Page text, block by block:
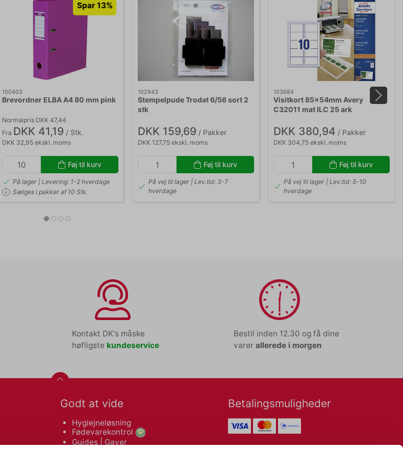
Spar 13%
100403
Brevordner ELBA A4 80 mm pink
Normalpris DKK 47,44
Fra DKK 41,19 / Stk.
DKK 32,95 ekskl. moms
Føj til kurv
På lager | Levering: 1-2 hverdage
Sælges i pakker af 10 Stk.
102943
Stempelpude Trodat 6/56 sort 2
stk
DKK 159,69 / Pakker
DKK 127,75 ekskl. moms
Føj til kurv
På vej til lager | Lev.tid: 3-7
hverdage
103684
Visitkort 85x54mm Avery
C32011 mat ILC 25 ark
DKK 380,94 / Pakker
DKK 304,75 ekskl. moms
Føj til kurv
På vej til lager | Lev.tid: 5-10
hverdage
Kontakt DK's måske
høfligste kundeservice
Bestil inden 12.30 og få dine
varer allerede i morgen
Godt at vide
Hygiejneløsning
Fødevarekontrol
Guides
Gaver
Betalingsmuligheder